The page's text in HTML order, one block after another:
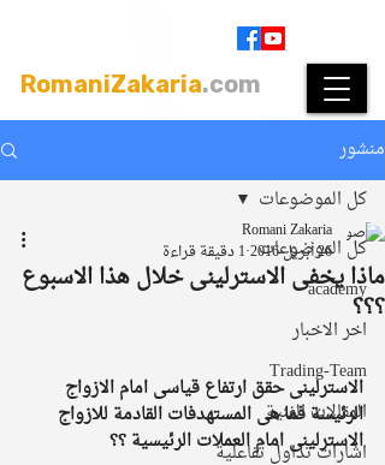
RomaniZakaria.com
منشور
كل الموضوعات
academy
اخر الاخبار
Trading-Team
المقالات الفنية
اشارات تداول تفاعلية
كل الموضوعات
ماذا يخفى الاسترلينى خلال هذا الاسبوع
؟؟؟
Romani Zakaria
26 أبريل 2016
1 دقيقة قراءة
الاسترلينى حقق ارتفاع قياسى امام الازواج
الرئيسة فما هى المستهدفات القادمة للازواج
الاسترلينى امام العملات الرئيسية ؟؟